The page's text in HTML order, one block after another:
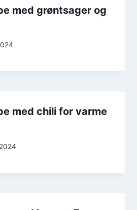
med grøntsager og
med chili for varme